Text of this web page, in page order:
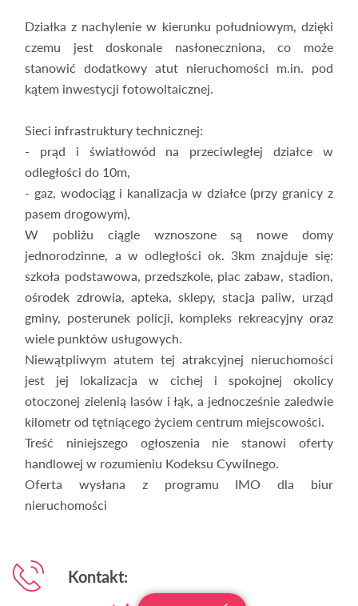
Działka z nachylenie w kierunku południowym, dzięki
czemu jest doskonale nasłoneczniona, co może
stanowić dodatkowy atut nieruchomości m.in. pod
kątem inwestycji fotowoltaicznej.
Sieci infrastruktury technicznej:
- prąd i światłowód na przeciwległej działce w
odległości do 10m,
- gaz, wodociąg i kanalizacja w działce (przy granicy z
pasem drogowym),
W pobliżu ciągle wznoszone są nowe domy
jednorodzinne, a w odległości ok. 3km znajduje się:
szkoła podstawowa, przedszkole, plac zabaw, stadion,
ośrodek zdrowia, apteka, sklepy, stacja paliw, urząd
gminy, posterunek policji, kompleks rekreacyjny oraz
wiele punktów usługowych.
Niewątpliwym atutem tej atrakcyjnej nieruchomości
jest jej lokalizacja w cichej i spokojnej okolicy
otoczonej zielenią lasów i łąk, a jednocześnie zaledwie
kilometr od tętniącego życiem centrum miejscowości.
Treść niniejszego ogłoszenia nie stanowi oferty
handlowej w rozumieniu Kodeksu Cywilnego.
Oferta wysłana z programu IMO dla biur
nieruchomości
Kontakt: